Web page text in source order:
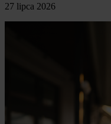
27 lipca 2026